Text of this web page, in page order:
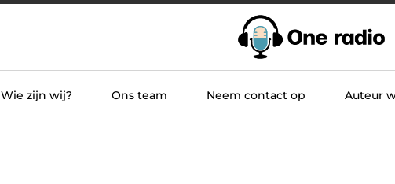
Wie zijn wij? Ons team Neem contact op Auteur